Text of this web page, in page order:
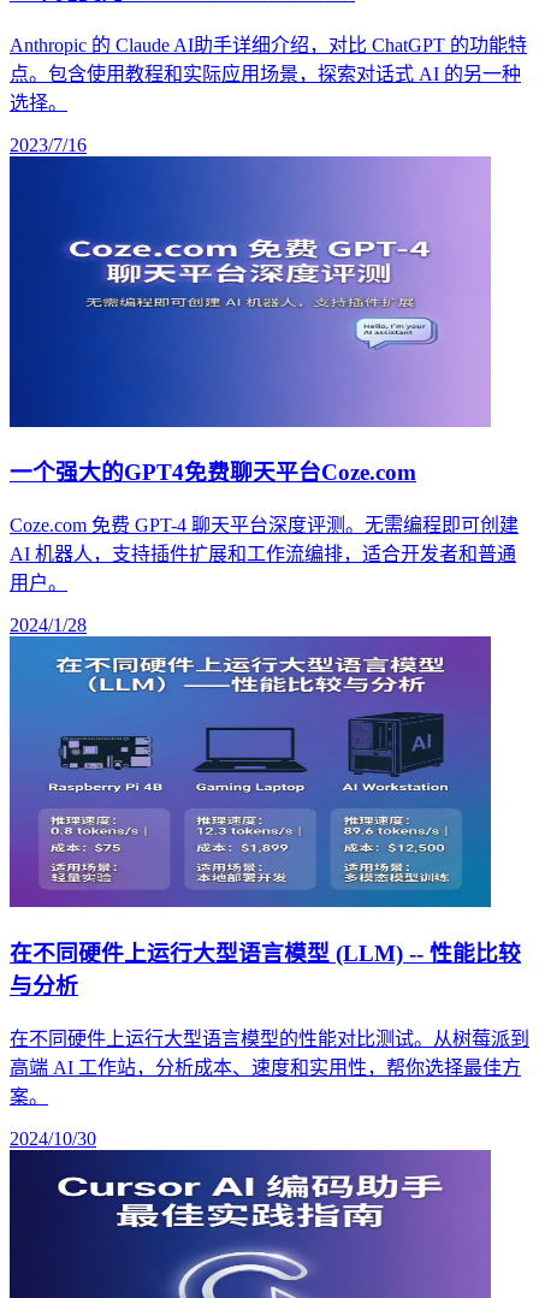
Anthropic 的 Claude AI助手详细介绍，对比 ChatGPT 的功能特
点。包含使用教程和实际应用场景，探索对话式 AI 的另一种
选择。
2023/7/16
一个强大的GPT4免费聊天平台Coze.com
Coze.com 免费 GPT-4 聊天平台深度评测。无需编程即可创建
AI 机器人，支持插件扩展和工作流编排，适合开发者和普通
用户。
2024/1/28
在不同硬件上运行大型语言模型 (LLM) -- 性能比较
与分析
在不同硬件上运行大型语言模型的性能对比测试。从树莓派到
高端 AI 工作站，分析成本、速度和实用性，帮你选择最佳方
案。
2024/10/30